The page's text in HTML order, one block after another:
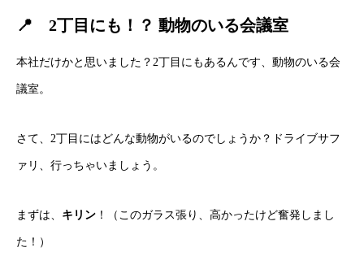
📍 2丁目にも！？ 動物のいる会議室
本社だけかと思いました？2丁目にもあるんです、動物のいる会
議室。
さて、2丁目にはどんな動物がいるのでしょうか？ドライブサフ
ァリ、行っちゃいましょう。
まずは、 キリン ！（このガラス張り、高かったけど奮発しまし
た！）